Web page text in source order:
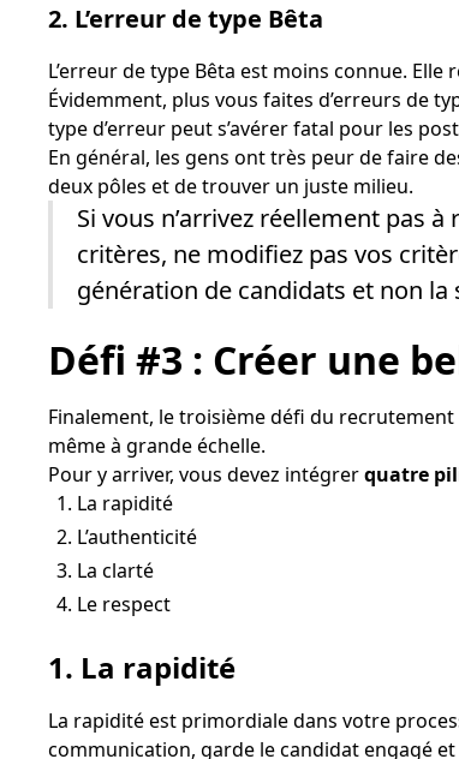
2. L’erreur de type Bêta
L’erreur de type Bêta est moins connue. Elle
Évidemment, plus vous faites d’erreurs de
type d’erreur peut s’avérer fatal pour les
En général, les gens ont très peur de faire
deux pôles et de trouver un juste milieu.
Si vous n’arrivez réellement pas
critères, ne modifiez pas vos
génération de candidats et non la
Défi #3 : Créer une
Finalement, le troisième défi du
même à grande échelle.
Pour y arriver, vous devez intégrerquatre
La rapidité
L’authenticité
La clarté
Le respect
1. La rapidité
La rapidité est primordiale dans votre
communication, garde le candidat engagé